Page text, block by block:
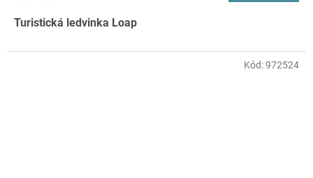
Turistická ledvinka Loap
Kód:972524